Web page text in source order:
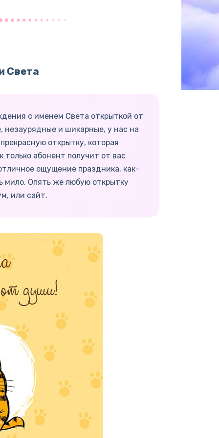
Света
с именем Света открыткой от
незаурядные и шикарные, у нас на
открытку, которая
абонент получит от вас
ощущение праздника, как-
мило. Опять же любую открытку
или сайт.